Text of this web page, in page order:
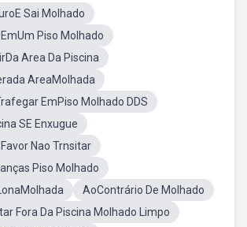
Sai Molhado
Piso Molhado
Area Da Piscina
AreaMolhada
EmPiso Molhado DDS
SE Enxugue
Favor Nao Trnsitar
Piso Molhado
AoContrário De Molhado
Fora Da Piscina Molhado Limpo